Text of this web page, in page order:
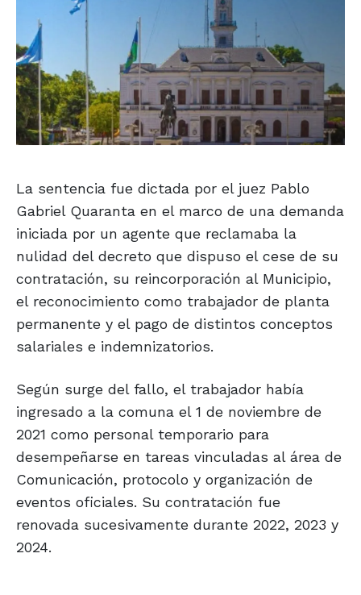
La sentencia fue dictada por el juez Pablo
Gabriel Quaranta en el marco de una demanda
iniciada por un agente que reclamaba la
nulidad del decreto que dispuso el cese de su
contratación, su reincorporación al Municipio,
el reconocimiento como trabajador de planta
permanente y el pago de distintos conceptos
salariales e indemnizatorios.
Según surge del fallo, el trabajador había
ingresado a la comuna el 1 de noviembre de
2021 como personal temporario para
desempeñarse en tareas vinculadas al área de
Comunicación, protocolo y organización de
eventos oficiales. Su contratación fue
renovada sucesivamente durante 2022, 2023 y
2024.